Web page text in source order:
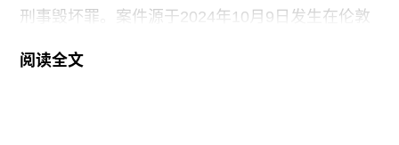
刑事毁坏罪。案件源于2024年10月9日发生在伦敦
23岁的国家卫生服务工作者贾伊·哈莱（Jai Halai）
阅读全文